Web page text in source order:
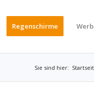
Regenschirme
Sie sind hier: